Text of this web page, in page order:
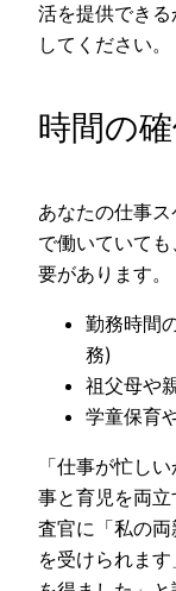
活を提供でき
してください。
時間の
あなたの仕事
で働いていて
要があります。
勤務時間
務)
祖父母や
学童保育
「仕事が忙し
事と育児を両
査官に「私の
を受けられま